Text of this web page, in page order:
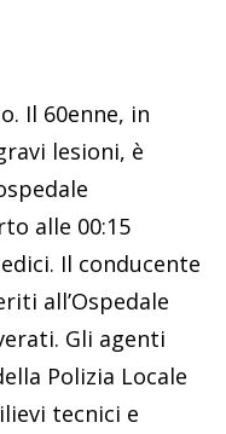
Il 60enne, in
lesioni, è
alle 00:15
Il conducente
all’Ospedale
Gli agenti
Polizia Locale
tecnici e